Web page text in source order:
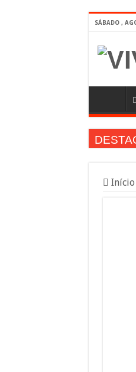
SÁBADO ,
Início